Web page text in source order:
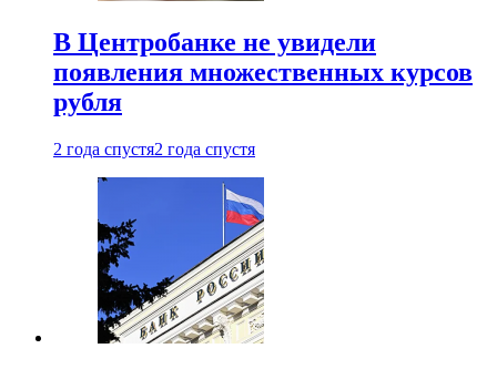
В Центробанке не увидели
появления множественных курсов
рубля
2 года спустя2 года спустя